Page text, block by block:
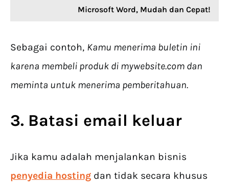
Microsoft Word, Mudah dan Cepat!
Sebagai contoh, Kamu menerima buletin ini
karena membeli produk di mywebsite.com dan
meminta untuk menerima pemberitahuan.
3. Batasi email keluar
Jika kamu adalah menjalankan bisnis
penyedia hosting dan tidak secara khusus